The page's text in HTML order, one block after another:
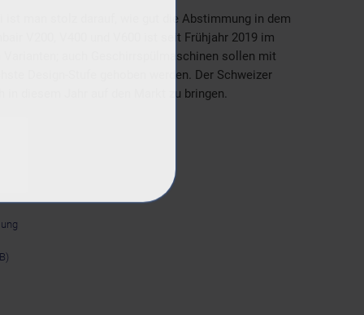
ist man stolz darauf, wie gut die Abstimmung in dem
V200, V400 und V600 ist seit Frühjahr 2019 im
auch Geschirrspülmaschinen sollen mit
Design-Stufe gehoben werden. Der Schweizer
in diesem Jahr auf den Markt zu bringen.